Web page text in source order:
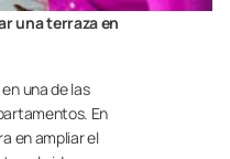
una terraza en
una de las
En
en ampliar el